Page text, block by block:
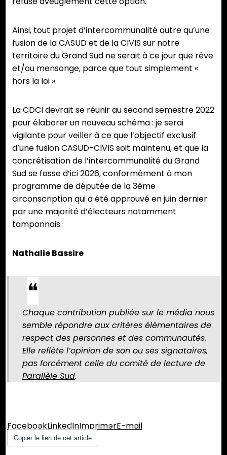
Ainsi, tout projet d’intercommunalité autre qu’une
fusion de la CASUD et de la CIVIS sur notre
territoire du Grand Sud ne serait à ce jour que rêve
et/ou mensonge, parce que tout simplement «
hors la loi ».
La CDCI devrait se réunir au second semestre 2022
pour élaborer un nouveau schéma : je serai
vigilante pour veiller à ce que l’objectif exclusif
d’une fusion CASUD-CIVIS soit maintenu, et que la
concrétisation de l’intercommunalité du Grand
Sud se fasse d’ici 2026, conformément à mon
programme de députée de la 3ème
circonscription qui a été approuvé en juin dernier
par une majorité d’électeurs notamment
tamponnais.
Nathalie Bassire
Chaque contribution publiée sur le média nous
semble répondre aux critères élémentaires de
respect des personnes et des communautés.
Elle reflète l’opinion de son ou ses signataires,
pas forcément celle du comité de lecture de
Parallèle Sud.
FacebookLinkedInImprimerE-mail
Copier le lien de cet article